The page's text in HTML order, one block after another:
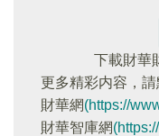
下載財華
更多精彩内容，請
財華網(https://
財華智庫網